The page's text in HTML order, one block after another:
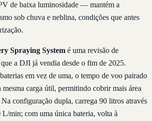
de baixa luminosidade — mantém a
sob chuva e neblina, condições que antes
Spraying System é uma revisão de
a DJI já vendia desde o fim de 2025.
em vez de uma, o tempo de voo pairado
mesma carga útil, permitindo cobrir mais área
configuração dupla, carrega 90 litros através
L/min; com uma única bateria, volta à